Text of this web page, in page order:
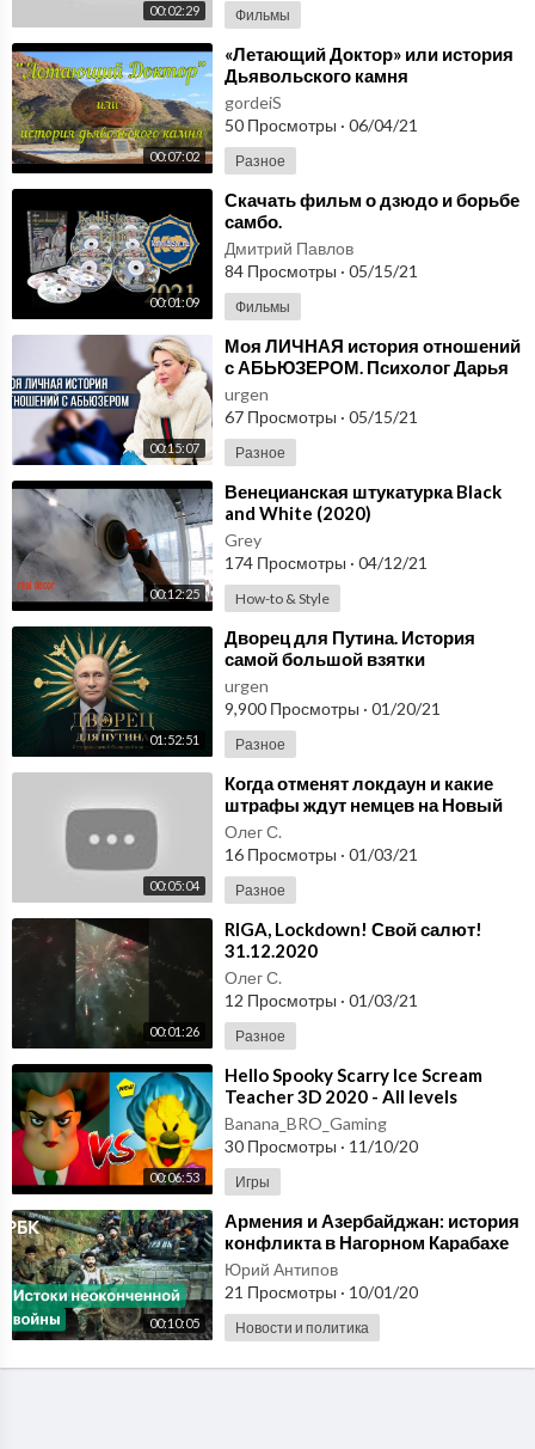
00:02:29 Фильмы
00:07:02
⁣«Летающий Доктор» или история
Дьявольского камня
gordeiS
50 Просмотры · 06/04/21
Разное
00:01:09
⁣Скачать фильм о дзюдо и борьбе
самбо.
Дмитрий Павлов
84 Просмотры · 05/15/21
Фильмы
00:15:07
⁣Моя ЛИЧНАЯ история отношений
с АБЬЮЗЕРОМ. Психолог Дарья
Вексель
urgen
67 Просмотры · 05/15/21
Разное
00:12:25
⁣Венецианская штукатурка Black
and White (2020)
Grey
174 Просмотры · 04/12/21
How-to & Style
01:52:51
⁣Дворец для Путина. История
самой большой взятки
urgen
9,900 Просмотры · 01/20/21
Разное
00:05:04
⁣Когда отменят локдаун и какие
штрафы ждут немцев на Новый
год / Новости Германии /
31.12.2020
Олег С.
16 Просмотры · 01/03/21
Разное
00:01:26
⁣RIGA, Lockdown! Свой салют!
31.12.2020
Олег С.
12 Просмотры · 01/03/21
Разное
00:06:53
⁣Hello Spooky Scarry Ice Scream
Teacher 3D 2020 - All levels
[Android - IOS] Gameplay
- Walkthrough
Banana_BRO_Gaming
30 Просмотры · 11/10/20
Игры
00:10:05
⁣Армения и Азербайджан: история
конфликта в Нагорном Карабахе
Юрий Антипов
21 Просмотры · 10/01/20
Новости и политика